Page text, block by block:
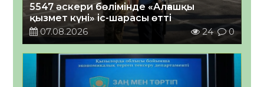
5547 әскери бөлімінде «Алғашқы
қызмет күні» іс-шарасы өтті
07.08.2026
24 0